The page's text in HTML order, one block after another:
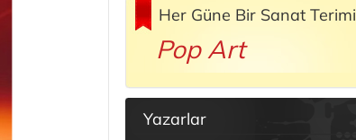
Her Güne Bir Sanat Terimi
Pop Art
Yazarlar